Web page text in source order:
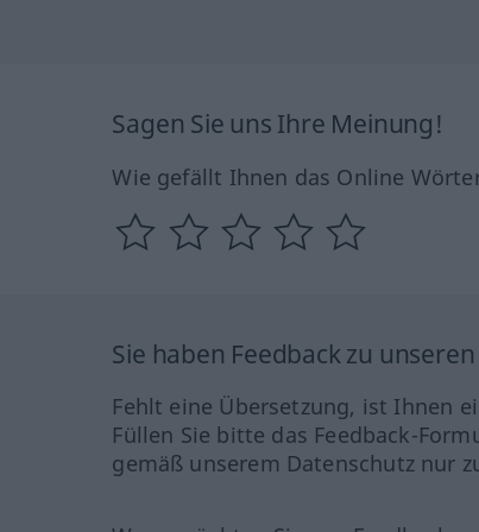
Sagen Sie uns Ihre Meinung!
Wie gefällt Ihnen das Online
Sie haben Feedback zu
Fehlt eine Übersetzung, ist Ihnen
Füllen Sie bitte das Feedback-
gemäß unserem Datenschutz nur